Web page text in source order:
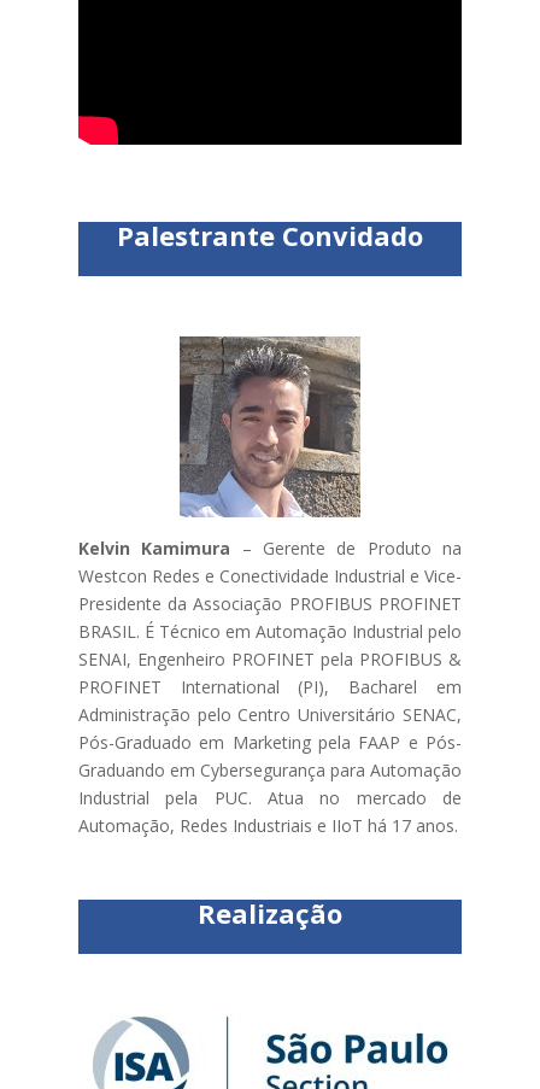
Palestrante Convidado
Kelvin Kamimura – Gerente de Produto na
Westcon Redes e Conectividade Industrial e Vice-
Presidente da Associação PROFIBUS PROFINET
BRASIL. É Técnico em Automação Industrial pelo
SENAI, Engenheiro PROFINET pela PROFIBUS &
PROFINET International (PI), Bacharel em
Administração pelo Centro Universitário SENAC,
Pós-Graduado em Marketing pela FAAP e Pós-
Graduando em Cybersegurança para Automação
Industrial pela PUC. Atua no mercado de
Automação, Redes Industriais e IIoT há 17 anos.
Realização